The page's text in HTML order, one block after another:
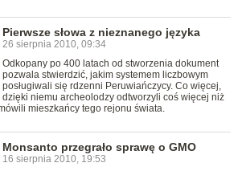
Pierwsze słowa z nieznanego języka
26 sierpnia 2010, 09:34
Odkopany po 400 latach od stworzenia dokument
pozwala stwierdzić, jakim systemem liczbowym
posługiwali się rdzenni Peruwiańczycy. Co więcej,
dzięki niemu archeolodzy odtworzyli coś więcej niż
mieszkańcy tego rejonu świata.
Monsanto przegrało sprawę o GMO
16 sierpnia 2010, 19:53